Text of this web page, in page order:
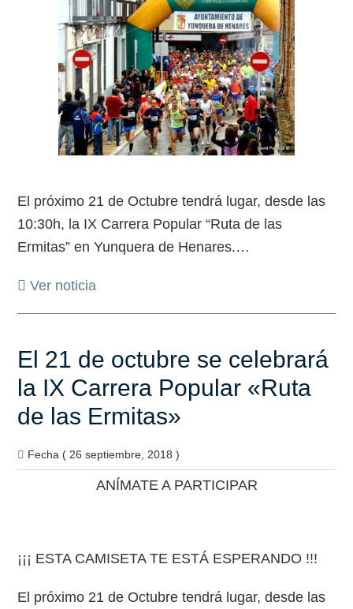
El próximo 21 de Octubre tendrá lugar, desde las
10:30h, la IX Carrera Popular “Ruta de las
Ermitas” en Yunquera de Henares.…
Ver noticia
El 21 de octubre se celebrará
la IX Carrera Popular «Ruta
de las Ermitas»
Fecha ( 26 septiembre, 2018 )
ANÍMATE A PARTICIPAR
¡¡¡ ESTA CAMISETA TE ESTÁ ESPERANDO !!!
El próximo 21 de Octubre tendrá lugar, desde las